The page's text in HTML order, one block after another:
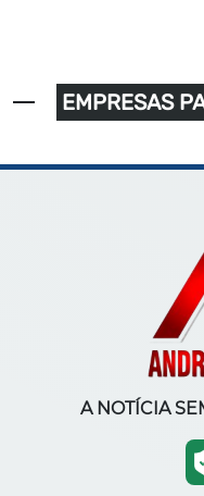
EMPRESAS
A NOTÍCIA